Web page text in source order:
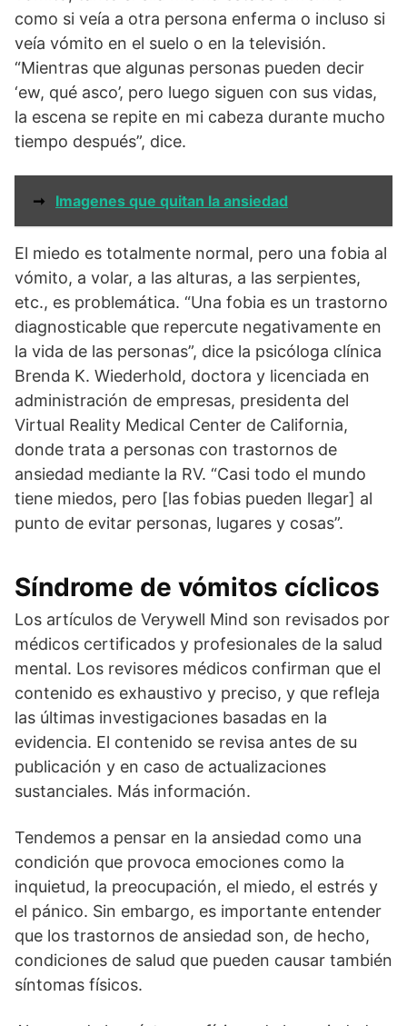
como si veía a otra persona enferma o incluso si
veía vómito en el suelo o en la televisión.
“Mientras que algunas personas pueden decir
‘ew, qué asco’, pero luego siguen con sus vidas,
la escena se repite en mi cabeza durante mucho
tiempo después”, dice.
➞ Imagenes que quitan la ansiedad
El miedo es totalmente normal, pero una fobia al
vómito, a volar, a las alturas, a las serpientes,
etc., es problemática. “Una fobia es un trastorno
diagnosticable que repercute negativamente en
la vida de las personas”, dice la psicóloga clínica
Brenda K. Wiederhold, doctora y licenciada en
administración de empresas, presidenta del
Virtual Reality Medical Center de California,
donde trata a personas con trastornos de
ansiedad mediante la RV. “Casi todo el mundo
tiene miedos, pero [las fobias pueden llegar] al
punto de evitar personas, lugares y cosas”.
Síndrome de vómitos cíclicos
Los artículos de Verywell Mind son revisados por
médicos certificados y profesionales de la salud
mental. Los revisores médicos confirman que el
contenido es exhaustivo y preciso, y que refleja
las últimas investigaciones basadas en la
evidencia. El contenido se revisa antes de su
publicación y en caso de actualizaciones
sustanciales. Más información.
Tendemos a pensar en la ansiedad como una
condición que provoca emociones como la
inquietud, la preocupación, el miedo, el estrés y
el pánico. Sin embargo, es importante entender
que los trastornos de ansiedad son, de hecho,
condiciones de salud que pueden causar también
síntomas físicos.